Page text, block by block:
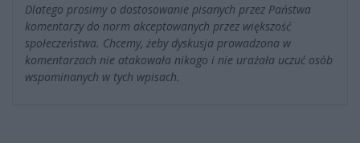
Dlatego prosimy o dostosowanie pisanych przez Państwa
komentarzy do norm akceptowanych przez większość
społeczeństwa. Chcemy, żeby dyskusja prowadzona w
komentarzach nie atakowała nikogo i nie urażała uczuć osób
wspominanych w tych wpisach.